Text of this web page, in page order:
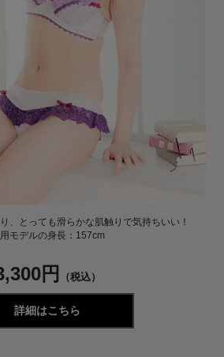
、とっても滑らかな肌触りで気持ちいい！
モデルの身長：157cm
円 （税込）
詳細はこちら